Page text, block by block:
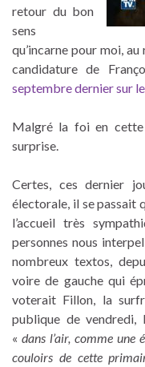
retour du bon
sens
qu’incarne pour moi,
candidature de
septembre dernier sur
Malgré la foi en
surprise.
Certes, ces dernier
électorale, il se passait
l’accueil très
personnes nous
nombreux textos,
voire de gauche qui
voterait Fillon, la
publique de
« dans l’air, comme
couloirs de cette